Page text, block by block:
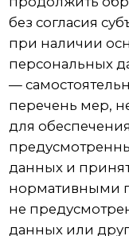
предоставляются
данных Оператором в
них не должны
данные, относящиеся к
персональных данных,
случаев, когда
Перечень информации
получения установлен
— требовать от
персональных данных,
уничтожения в случае,
неточными,
являются